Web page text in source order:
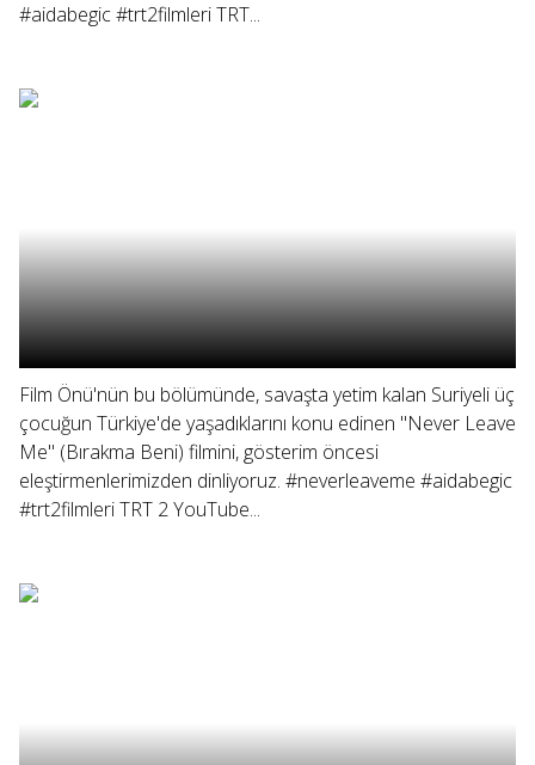
#aidabegic #trt2filmleri TRT...
Film Önü'nün bu bölümünde, savaşta yetim kalan Suriyeli üç
çocuğun Türkiye'de yaşadıklarını konu edinen "Never Leave
Me" (Bırakma Beni) filmini, gösterim öncesi
eleştirmenlerimizden dinliyoruz. #neverleaveme #aidabegic
#trt2filmleri TRT 2 YouTube...